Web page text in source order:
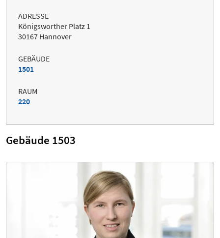
ADRESSE
Königsworther Platz 1
30167 Hannover
GEBÄUDE
1501
RAUM
220
Gebäude 1503